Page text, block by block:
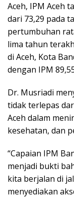
Aceh, IPM Aceh
dari 73,29 pada
pertumbuhan
lima tahun
di Aceh, Kota
dengan IPM
Dr. Musriadi
tidak terlepas
Aceh dalam
kesehatan, dan
“Capaian IPM
menjadi bukti
kita berjalan di
menyediakan